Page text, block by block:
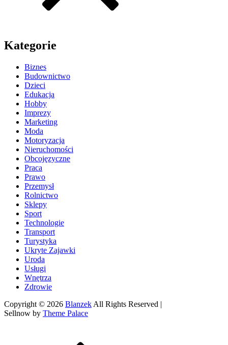
Kategorie
Biznes
Budownictwo
Dzieci
Edukacja
Hobby
Imprezy
Marketing
Moda
Motoryzacja
Nieruchomości
Obcojęzyczne
Praca
Prawo
Przemysł
Rolnictwo
Sklepy
Sport
Technologie
Transport
Turystyka
Ukryte Zajawki
Uroda
Usługi
Wnętrza
Zdrowie
Copyright © 2026 Blanzek All Rights Reserved |
Sellnow by Theme Palace